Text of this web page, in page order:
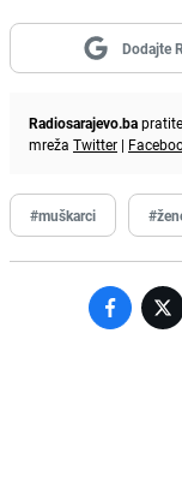
Dodajte
Radiosarajevo.ba
mreža Twitter |
#muškarci